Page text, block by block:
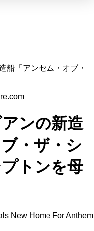
船「アンセム・オブ・
ンの新造
・ザ・シ
トンを母
New Home For Anthem